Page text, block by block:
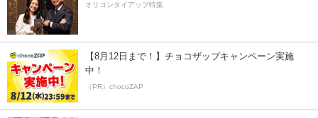
オリコンタイアップ特集
【8月12日まで！】チョコザップキャンペーン実施
中！
（PR）chocoZAP